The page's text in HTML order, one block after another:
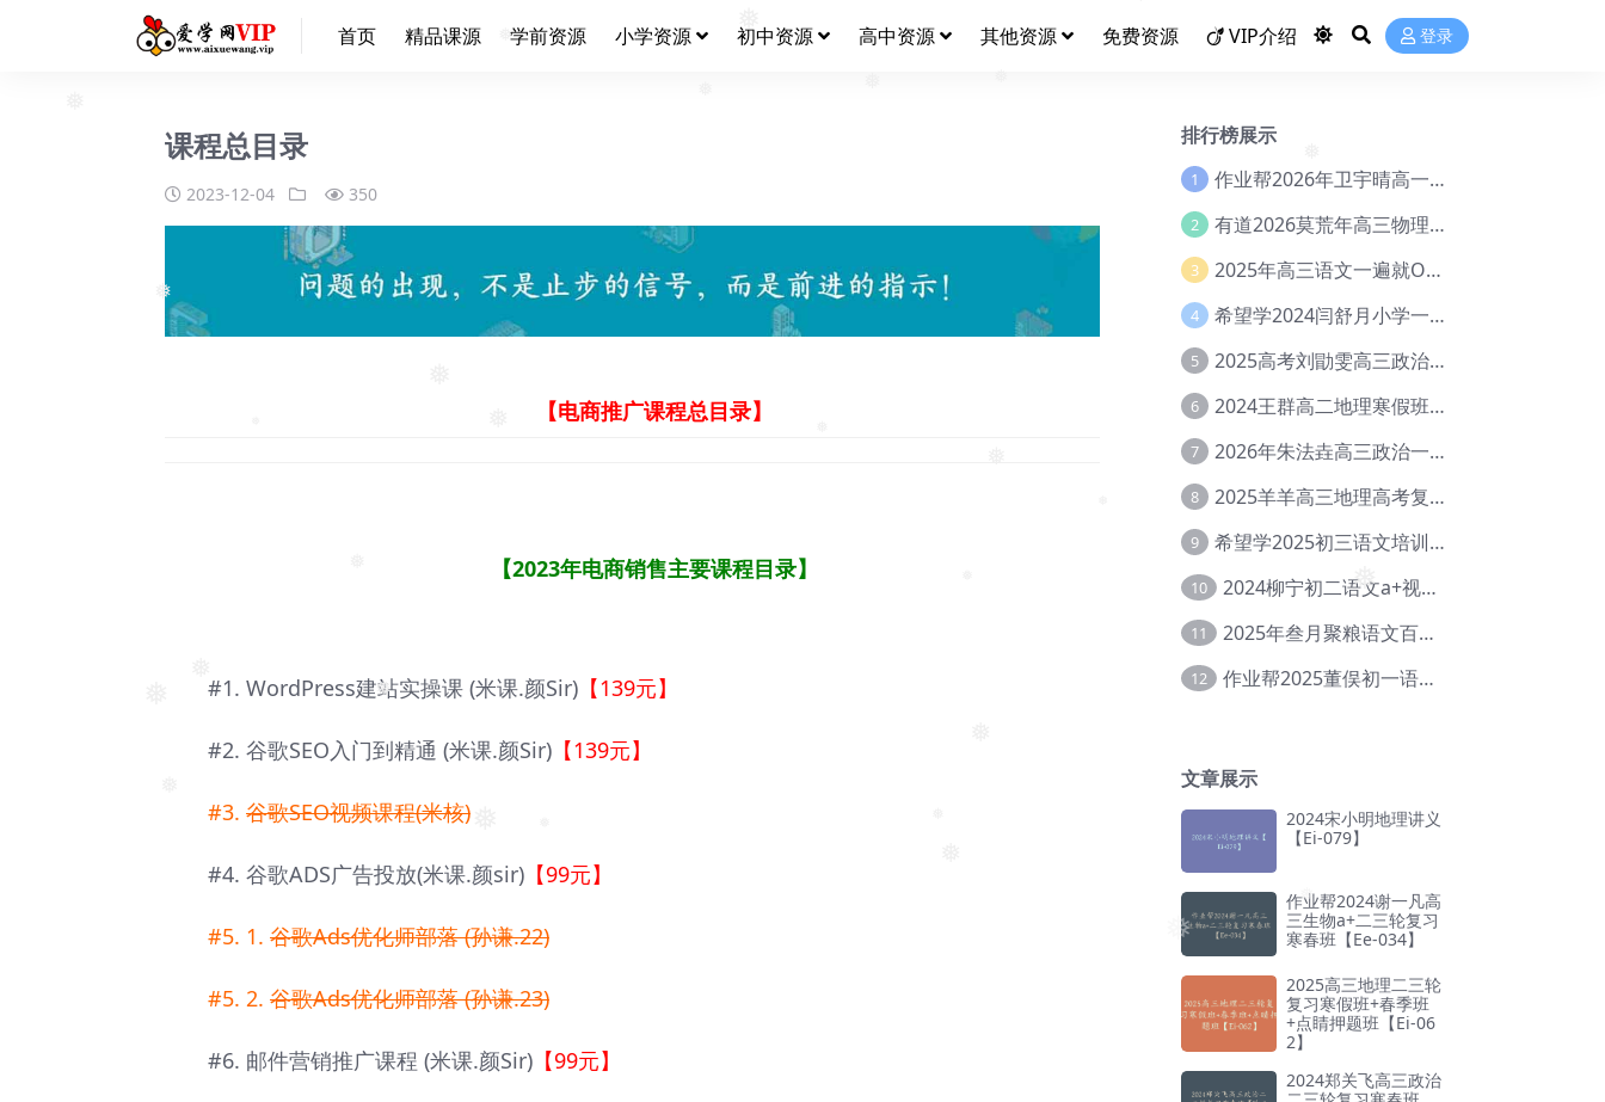
❅
❅
❅
❅
首页 精品课源 学前资源 小学资源 初中资源 高中资源 其他资源 免费资源 VIP介绍 登录
课程总目录
2023-12-04 350
【电商推广课程总目录】
【2023年电商销售主要课程目录】
#1. WordPress建站实操课 (米课.颜Sir) 【139元】
#2. 谷歌SEO入门到精通 (米课.颜Sir) 【139元】
#3. 谷歌SEO视频课程(米核)
#4. 谷歌ADS广告投放(米课.颜sir) 【99元】
#5. 1. 谷歌Ads优化师部落 (孙谦.22)
#5. 2. 谷歌Ads优化师部落 (孙谦.23)
#6. 邮件营销推广课程 (米课.颜Sir) 【99元】
排行榜展示
1 作业帮2026年卫宇晴高一英语s上学期暑假班【冲顶班】【Ec-003】
2 有道2026莫荒年高三物理一轮复习暑假班网课教程【Ef-044】
3 2025年高三语文一遍就OK高中语文体系课【Ea-028】
4 希望学2024闫舒月小学一年级英语视频教程+讲义【Cc-004】
5 2025高考刘勖雯高三政治三轮复习网课教程【Eh-061】
6 2024王群高二地理寒假班教程【Ei-075】
7 2026年朱法垚高三政治一轮复习暑假班【Eh-041】
8 2025羊羊高三地理高考复习视频教程+讲义【Ei-051】
9 希望学2025初三语文培训班秋上A+班（秋上·全国版·A+）【Da-031】
10 2024柳宁初二语文a+视频教程+课堂笔记+讲义（暑假班+秋季班）【Da-003】
11 2025年叁月聚粮语文百日冲刺｜荡平玄学诅咒【Ea-001】
12 作业帮2025董俣初一语文培训班秋上A+班【Da-038】
文章展示
2024宋小明地理讲义
【Ei-079】
作业帮2024谢一凡高
三生物a+二三轮复习
寒春班【Ee-034】
2025高三地理二三轮
复习寒假班+春季班
+点睛押题班【Ei-06
2】
2024郑关飞高三政治